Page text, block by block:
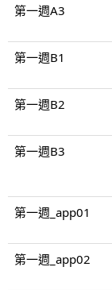
第一週A3
第一週B1
第一週B2
第一週B3
第一週_app01
第一週_app02